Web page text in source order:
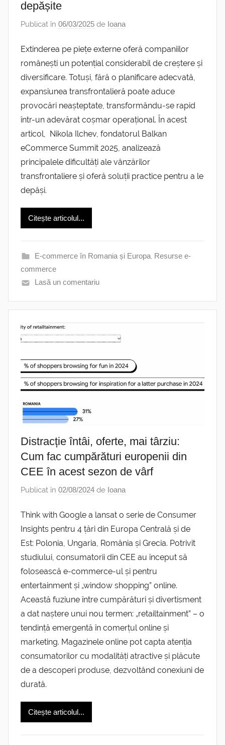
depășite
Publicat în 06/03/2025 de Ioana
Extinderea pe piețe externe oferă companiilor
românești un potențial considerabil de creștere și
diversificare. Totuși, fără o planificare adecvată,
expansiunea transfrontalieră poate aduce
provocări neașteptate, transformându-se rapid
într-un adevărat coșmar operațional. În acest
articol, Nikola Ilchev, fondatorul Balkan
eCommerce Summit 2025, analizează
principalele dificultăți ale vânzărilor
transfrontaliere și oferă soluții practice pentru a le
depăși.
Citește articolul...
E-commerce în Romania și Europa, Resurse e-
commerce
Lasă un comentariu
Distracție întâi, oferte, mai târziu:
Cum fac cumpărături europenii din
CEE în acest sezon de vârf
Publicat în 02/08/2024 de Ioana
Think with Google a lansat o serie de Consumer
Insights pentru 4 țări din Europa Centrală și de
Est: Polonia, Ungaria, România și Grecia. Potrivit
studiului, consumatorii din CEE au început să
folosească e-commerce-ul și pentru
entertainment și „window shopping” online.
Această fuziune între cumpărături și divertisment
a dat naștere unui nou termen: „retailtainment” – o
tendință emergentă în comerțul online și
marketing. Magazinele online pot capta atenția
consumatorilor cu modalități atractive și plăcute
de a descoperi produse, dezvoltând conexiuni de
durată.
Citește articolul...